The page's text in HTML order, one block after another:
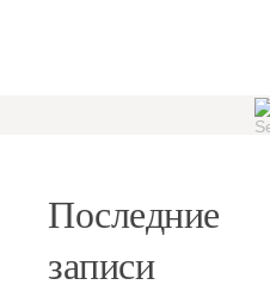
Последние
записи